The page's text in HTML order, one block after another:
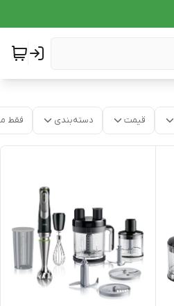
قیمت دسته‌بندی فقط